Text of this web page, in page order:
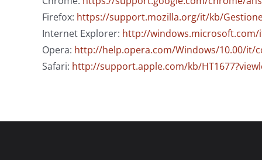
Firefox: https://support.mozilla.org/it/kb/
Internet Explorer: http://
Opera: http://help.opera.com/Windows/10.00/it/
Safari: http://support.apple.com/kb/